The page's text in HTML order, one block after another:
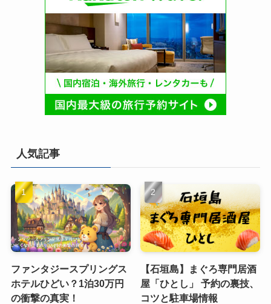
人気記事
ファンタジースプリングス
ホテルひどい？1泊30万円
の衝撃の真実！
【石垣島】まぐろ専門居酒
屋「ひとし」 予約の裏技、
コツと駐車場情報